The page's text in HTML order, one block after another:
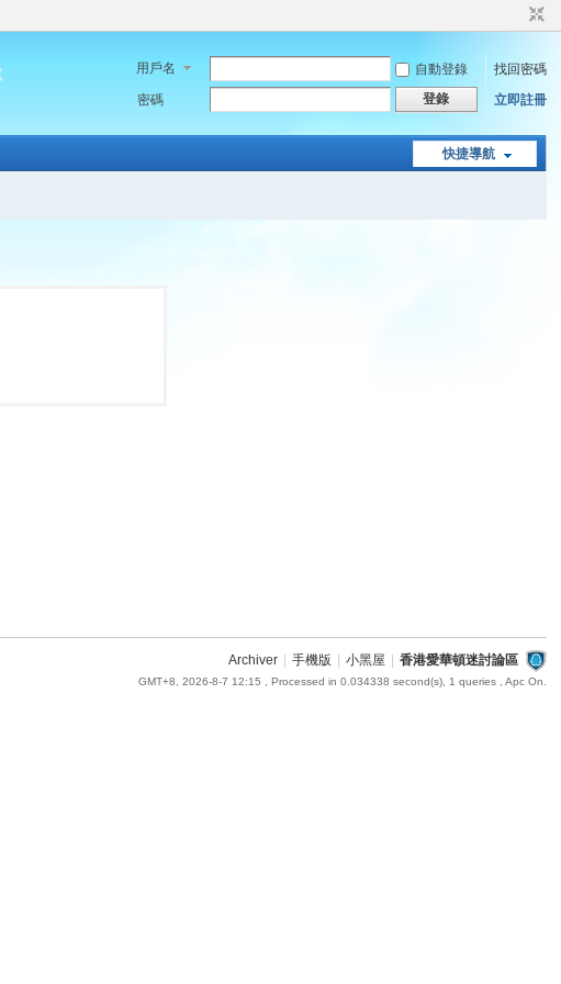
用戶名 自動登錄
找回密碼
密碼
登錄 立即註冊
快捷導航
Archiver 手機版 小黑屋 香港愛華頓迷討論區
GMT+8, 2026-8-7 12:15 , Processed in 0.034338 second(s), 1 queries , Apc On.